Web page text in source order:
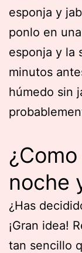
esponja y
ponlo en
esponja y la
minutos
húmedo sin
noche
¿Has
¡Gran idea!
tan sencillo